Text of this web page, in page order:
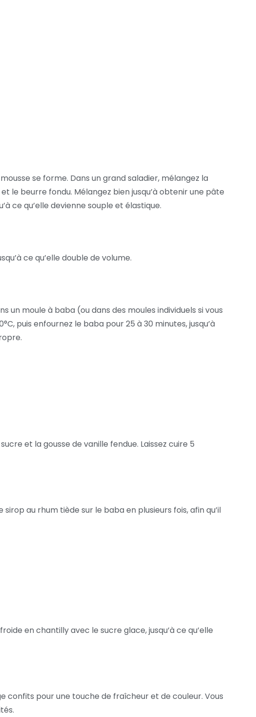
se forme. Dans un grand saladier, mélangez la
le beurre fondu. Mélangez bien jusqu’à obtenir une pâte
ce qu’elle devienne souple et élastique.
ce qu’elle double de volume.
moule à baba (ou dans des moules individuels si vous
puis enfournez le baba pour 25 à 30 minutes, jusqu’à
et la gousse de vanille fendue. Laissez cuire 5
au rhum tiède sur le baba en plusieurs fois, afin qu’il
en chantilly avec le sucre glace, jusqu’à ce qu’elle
confits pour une touche de fraîcheur et de couleur. Vous